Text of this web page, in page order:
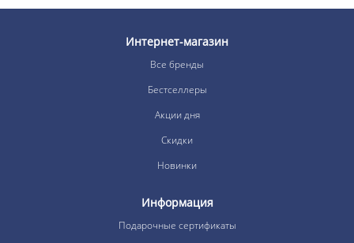
Интернет-магазин
Все бренды
Бестселлеры
Акции дня
Скидки
Новинки
Информация
Подарочные сертификаты